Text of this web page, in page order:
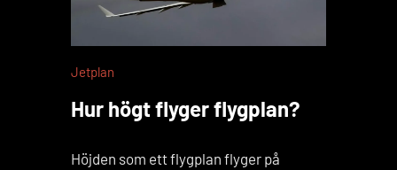
Jetplan
Hur högt flyger flygplan?
Höjden som ett flygplan flyger på